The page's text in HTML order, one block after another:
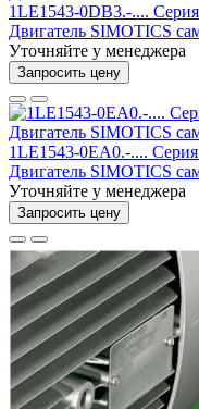
1LE1543-0DB3.-....
Двигатель SIMOTICS
Уточняйте у менеджера
Запросить цену
1LE1543-0EA0.-....
Двигатель SIMOTICS
Уточняйте у менеджера
Запросить цену